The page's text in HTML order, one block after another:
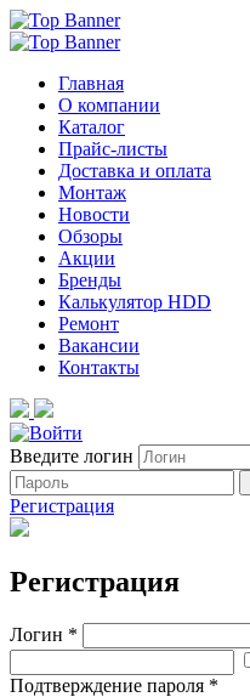
Главная
О компании
Каталог
Прайс-листы
Доставка и оплата
Монтаж
Новости
Обзоры
Акции
Бренды
Калькулятор HDD
Ремонт
Вакансии
Контакты
Введите логин
Регистрация
Регистрация
Логин *
Подтверждение пароля *